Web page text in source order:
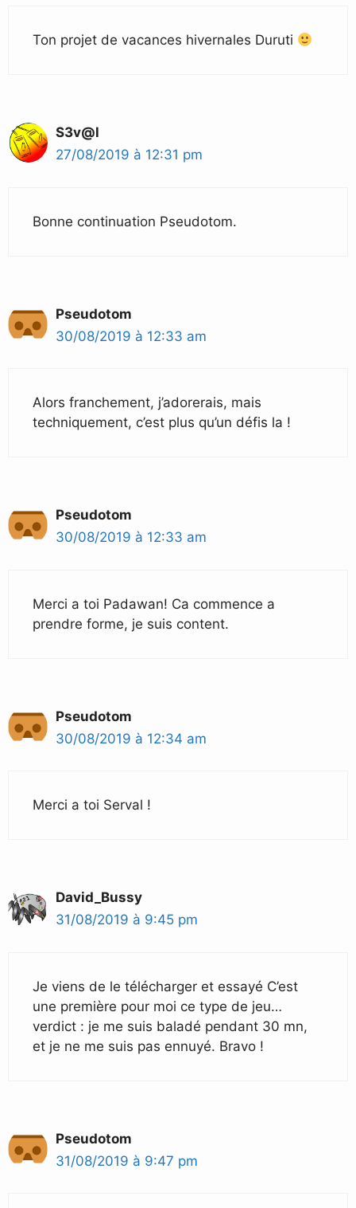
Ton projet de vacances hivernales Duruti
S3v@l
27/08/2019 à 12:31 pm
Bonne continuation Pseudotom.
Pseudotom
30/08/2019 à 12:33 am
Alors franchement, j’adorerais, mais
techniquement, c’est plus qu’un défis la !
Pseudotom
30/08/2019 à 12:33 am
Merci a toi Padawan! Ca commence a
prendre forme, je suis content.
Pseudotom
30/08/2019 à 12:34 am
Merci a toi Serval !
David_Bussy
31/08/2019 à 9:45 pm
Je viens de le télécharger et essayé C’est
une première pour moi ce type de jeu…
verdict : je me suis baladé pendant 30 mn,
et je ne me suis pas ennuyé. Bravo !
Pseudotom
31/08/2019 à 9:47 pm